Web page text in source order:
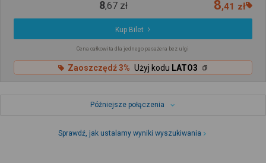
8,67 zł 8,41 zł
Kup Bilet
Cena całkowita dla jednego pasażera bez ulgi
Zaoszczędź 3% Użyj kodu LATO3
Późniejsze połączenia
Sprawdź, jak ustalamy wyniki wyszukiwania